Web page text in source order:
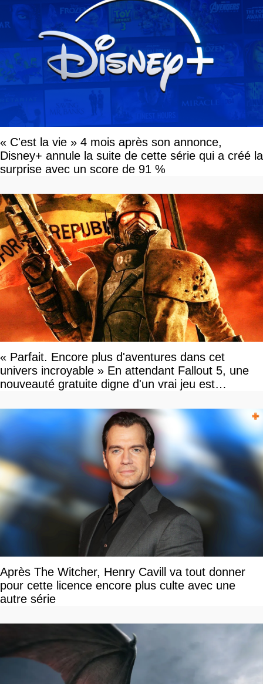
« C'est la vie » 4 mois après son annonce,
Disney+ annule la suite de cette série qui a créé la
surprise avec un score de 91 %
« Parfait. Encore plus d'aventures dans cet
univers incroyable » En attendant Fallout 5, une
nouveauté gratuite digne d'un vrai jeu est
Après The Witcher, Henry Cavill va tout donner
pour cette licence encore plus culte avec une
autre série